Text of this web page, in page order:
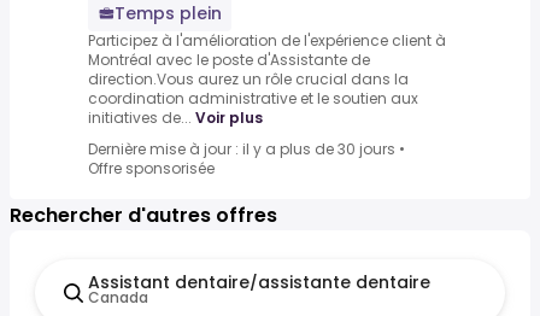
Temps plein
Participez à l'amélioration de l'expérience client à
Montréal avec le poste d'Assistante de
direction.Vous aurez un rôle crucial dans la
coordination administrative et le soutien aux
initiatives de... Voir plus
Dernière mise à jour : il y a plus de 30 jours •
Offre sponsorisée
Rechercher d'autres offres
Assistant dentaire/assistante dentaire
Canada